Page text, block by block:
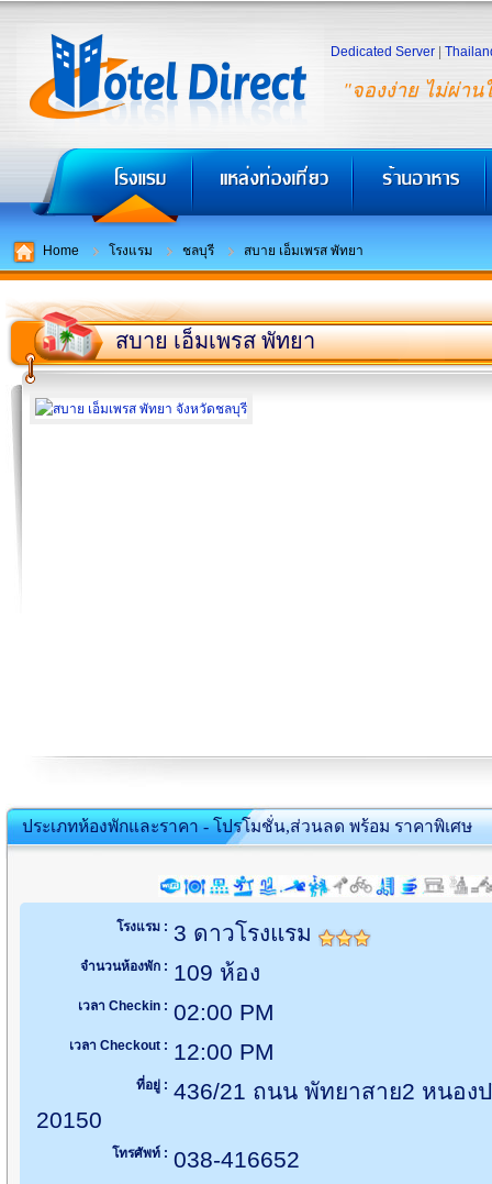
"จองง่าย ไม่ผ่าน
Dedicated Server
Home โรงแรม ชลบุรี สบาย เอ็มเพรส พัทยา
สบาย เอ็มเพรส พัทยา
ประเภทห้องพักและราคา - โปรโมชั่น,ส่วนลด พร้อม ราคาพิเศษ
โรงแรม : 3 ดาวโรงแรม
จำนวนห้องพัก : 109 ห้อง
เวลา Checkin : 02:00 PM
เวลา Checkout : 12:00 PM
ที่อยู่ : 436/21 ถนน พัทยาสาย2 หนอง
20150
โทรศัพท์ : 038-416652